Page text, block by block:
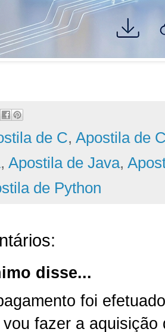
de C, Apostila de
, Apostila de Java,
de Python
disse...
foi
vou fazer a aquisição